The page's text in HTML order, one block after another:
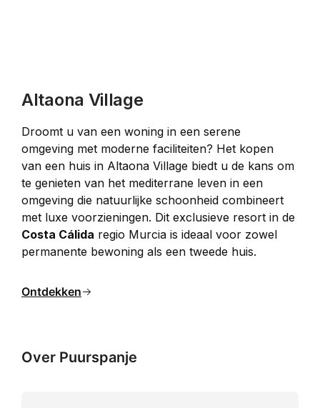
Altaona Village
Droomt u van een woning in een serene
omgeving met moderne faciliteiten? Het kopen
van een huis in Altaona Village biedt u de kans om
te genieten van het mediterrane leven in een
omgeving die natuurlijke schoonheid combineert
met luxe voorzieningen. Dit exclusieve resort in de
Costa Cálida regio Murcia is ideaal voor zowel
permanente bewoning als een tweede huis.
Ontdekken
Over Puurspanje